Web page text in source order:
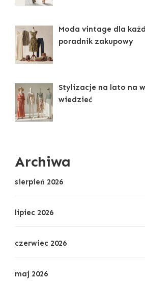
Moda vintage dla
poradnik zakupowy
Stylizacje na lato na
wiedzieć
Archiwa
sierpień 2026
lipiec 2026
czerwiec 2026
maj 2026